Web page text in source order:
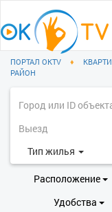
ПОРТАЛ OKTV ♦
РАЙОН
Тип жилья
Расположение
Удобства